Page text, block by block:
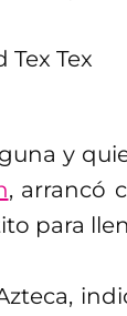
y
, arrancó
para